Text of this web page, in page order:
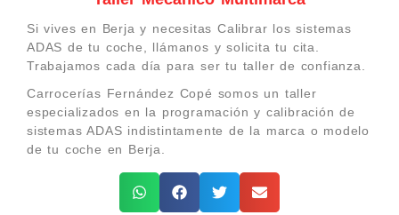
Si vives en Berja y necesitas Calibrar los sistemas
ADAS de tu coche, llámanos y solicita tu cita.
Trabajamos cada día para ser tu taller de confianza.
Carrocerías Fernández Copé somos un taller
especializados en la programación y calibración de
sistemas ADAS indistintamente de la marca o modelo
de tu coche en Berja.